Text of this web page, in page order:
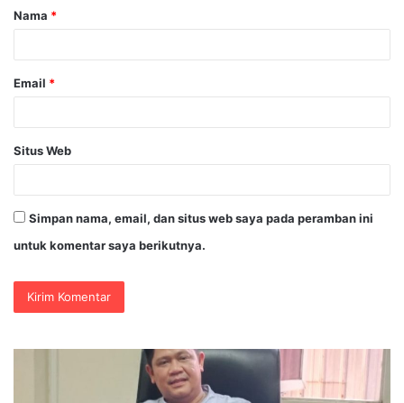
r
Nama *
Email *
Situs Web
Simpan nama, email, dan situs web saya pada peramban ini
untuk komentar saya berikutnya.